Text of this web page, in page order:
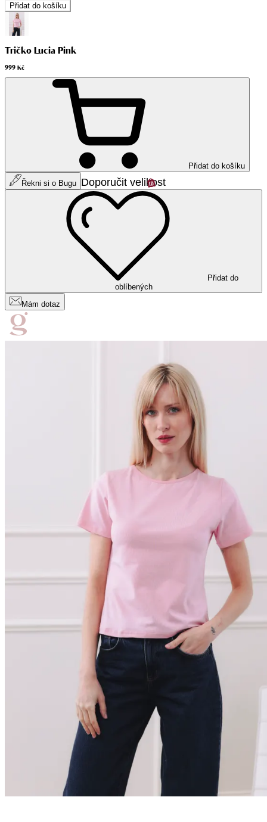
Přidat do košíku
Tričko Lucia Pink
999 Kč
Přidat do košíku
Řekni si o Bugu Doporučit velikost
Přidat do
oblíbených
Mám dotaz